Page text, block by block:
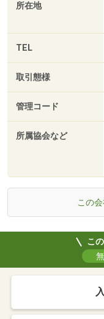
所在地
TEL
取引態様
管理コード
所属協会など
この
こ